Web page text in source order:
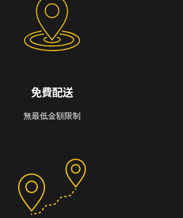
免費配送
無最低金額限制